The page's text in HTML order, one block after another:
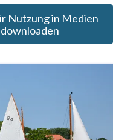
Nutzung in Medien
downloaden